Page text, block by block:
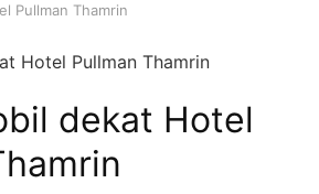
Pullman Thamrin
dekat Hotel